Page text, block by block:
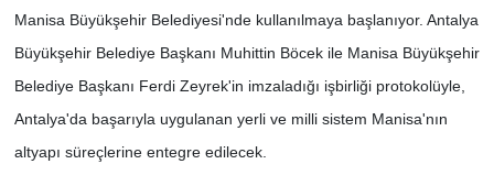
Manisa Büyükşehir Belediyesi'nde kullanılmaya başlanıyor. Antalya
Büyükşehir Belediye Başkanı Muhittin Böcek ile Manisa Büyükşehir
Belediye Başkanı Ferdi Zeyrek'in imzaladığı işbirliği protokolüyle,
Antalya'da başarıyla uygulanan yerli ve milli sistem Manisa'nın
altyapı süreçlerine entegre edilecek.